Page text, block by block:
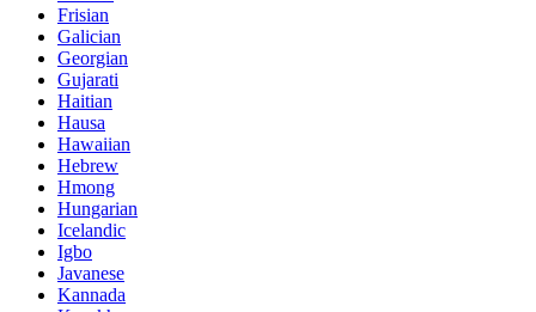
Frisian
Galician
Georgian
Gujarati
Haitian
Hausa
Hawaiian
Hebrew
Hmong
Hungarian
Icelandic
Igbo
Javanese
Kannada